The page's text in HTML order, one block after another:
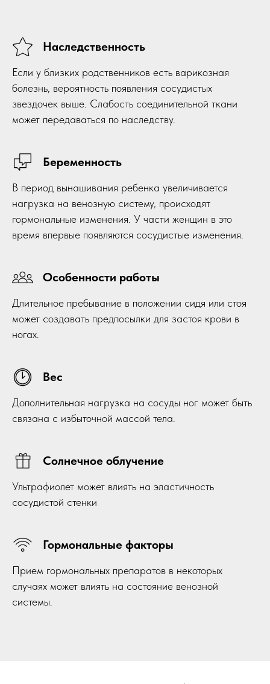
Наследственность
Если у близких родственников есть варикозная
болезнь, вероятность появления сосудистых
звездочек выше. Слабость соединительной ткани
может передаваться по наследству.
Беременность
В период вынашивания ребенка увеличивается
нагрузка на венозную систему, происходят
гормональные изменения. У части женщин в это
время впервые появляются сосудистые изменения.
Особенности работы
Длительное пребывание в положении сидя или стоя
может создавать предпосылки для застоя крови в
ногах.
Вес
Дополнительная нагрузка на сосуды ног может быть
связана с избыточной массой тела.
Солнечное облучение
Ультрафиолет может влиять на эластичность
сосудистой стенки
Гормональные факторы
Прием гормональных препаратов в некоторых
случаях может влиять на состояние венозной
системы.